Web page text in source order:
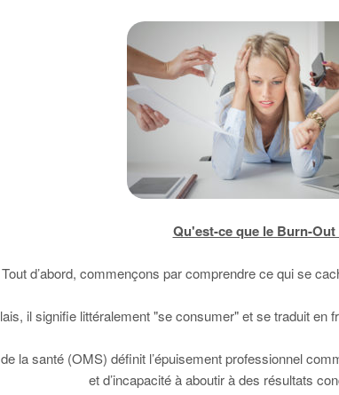
Qu'est-ce que le Burn-Out
Tout d’abord, commençons par comprendre ce qui se
il signifie littéralement "se consumer" et se traduit en
la santé (OMS) définit l’épuisement professionnel
et d’incapacité à aboutir à des résultats